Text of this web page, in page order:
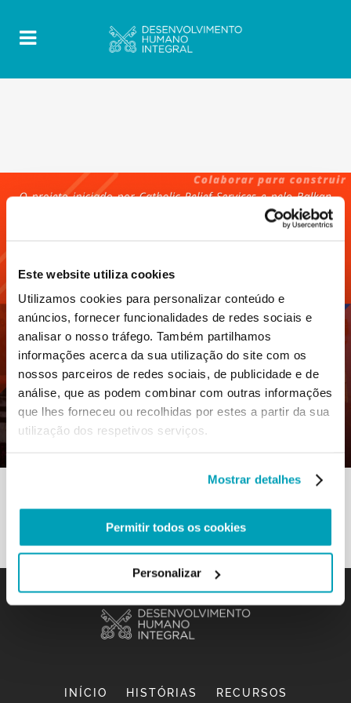
Este website utiliza cookies
Utilizamos cookies para personalizar conteúdo e
anúncios, fornecer funcionalidades de redes sociais e
analisar o nosso tráfego. Também partilhamos
informações acerca da sua utilização do site com os
nossos parceiros de redes sociais, de publicidade e de
análise, que as podem combinar com outras informações
que lhes forneceu ou recolhidas por estes a partir da sua
utilização dos respetivos serviços.
Mostrar detalhes
Permitir todos os cookies
Personalizar
23 Setembro 2020 By Mr_admin |
Comments
|
Boa Prática – Colaborar para construir
INÍCIO HISTÓRIAS RECURSOS